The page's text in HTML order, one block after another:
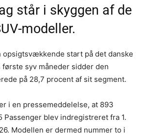
står i skyggen af de
modeller.
opsigtsvækkende start på det danske
første syv måneder sidder den
på 28,7 procent af sit segment.
i en pressemeddelelse, at 893
Passenger blev indregistreret fra 1.
Modellen er dermed nummer to i